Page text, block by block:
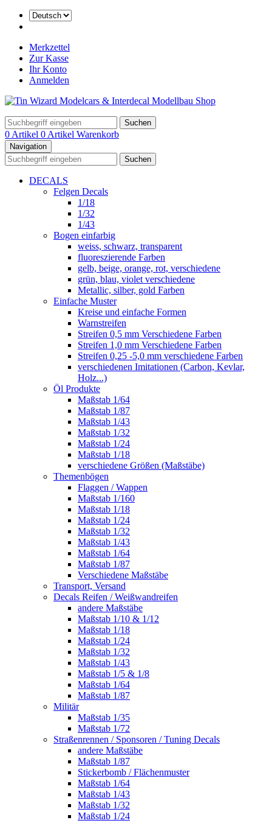
Merkzettel
Zur Kasse
Ihr Konto
Anmelden
Suchen
0 Artikel 0 Artikel Warenkorb
Navigation
Suchen
DECALS
Felgen Decals
1/18
1/32
1/43
Bogen einfarbig
weiss, schwarz, transparent
fluoreszierende Farben
gelb, beige, orange, rot, verschiedene
grün, blau, violet verschiedene
Metallic, silber, gold Farben
Einfache Muster
Kreise und einfache Formen
Warnstreifen
Streifen 0,5 mm Verschiedene Farben
Streifen 1,0 mm Verschiedene Farben
Streifen 0,25 -5,0 mm verschiedene Farben
verschiedenen Imitationen (Carbon, Kevlar,
Holz...)
Öl Produkte
Maßstab 1/64
Maßstab 1/87
Maßstab 1/43
Maßstab 1/32
Maßstab 1/24
Maßstab 1/18
verschiedene Größen (Maßstäbe)
Themenbögen
Flaggen / Wappen
Maßstab 1/160
Maßstab 1/18
Maßstab 1/24
Maßstab 1/32
Maßstab 1/43
Maßstab 1/64
Maßstab 1/87
Verschiedene Maßstäbe
Transport, Versand
Decals Reifen / Weißwandreifen
andere Maßstäbe
Maßstab 1/10 & 1/12
Maßstab 1/18
Maßstab 1/24
Maßstab 1/32
Maßstab 1/43
Maßstab 1/5 & 1/8
Maßstab 1/64
Maßstab 1/87
Militär
Maßstab 1/35
Maßstab 1/72
Straßenrennen / Sponsoren / Tuning Decals
andere Maßstäbe
Maßstab 1/87
Stickerbomb / Flächenmuster
Maßstab 1/64
Maßstab 1/43
Maßstab 1/32
Maßstab 1/24